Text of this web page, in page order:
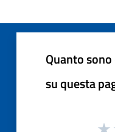
Quanto
su questa